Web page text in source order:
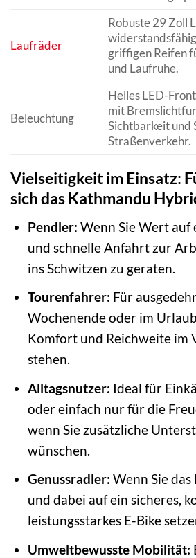
Laufräder
Robuste 29 Zoll
griffigen Reifen
und Laufruhe.
Beleuchtung
Helles LED-
mit
Sichtbarkeit und
Straßenverkehr.
Vielseitigkeit im Einsatz:
sich das Kathmandu
Pendler: Wenn Sie Wert auf
und schnelle Anfahrt zur
ins Schwitzen zu geraten.
Tourenfahrer: Für
Wochenende oder im
Komfort und Reichweite im
stehen.
Alltagsnutzer: Ideal für
oder einfach nur für die
wenn Sie zusätzliche
wünschen.
Genussradler: Wenn Sie
und dabei auf ein sicheres,
leistungsstarkes E-Bike
Umweltbewusste Mobilität: